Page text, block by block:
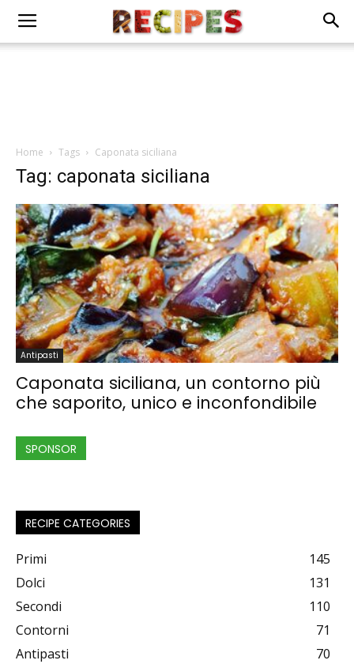
Home Tags Caponata siciliana
Tag: caponata siciliana
Antipasti
Caponata siciliana, un contorno più
che saporito, unico e inconfondibile
SPONSOR
RECIPE CATEGORIES
Primi
145
Dolci
131
Secondi
110
Contorni
71
Antipasti
70